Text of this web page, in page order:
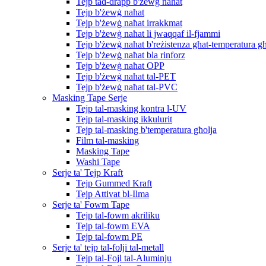
Tejp b'żewġ naħat
Tejp b'żewġ naħat irrakkmat
Tejp b'żewġ naħat li jwaqqaf il-fjammi
Tejp b'żewġ naħat b'reżistenza għat-temperatura
Tejp b'żewġ naħat bla rinforz
Tejp b'żewġ naħat OPP
Tejp b'żewġ naħat tal-PET
Tejp b'żewġ naħat tal-PVC
Masking Tape Serje
Tejp tal-masking kontra l-UV
Tejp tal-masking ikkulurit
Tejp tal-masking b'temperatura għolja
Film tal-masking
Masking Tape
Washi Tape
Serje ta' Tejp Kraft
Tejp Gummed Kraft
Tejp Attivat bl-Ilma
Serje ta' Fowm Tape
Tejp tal-fowm akriliku
Tejp tal-fowm EVA
Tejp tal-fowm PE
Serje ta' tejp tal-folji tal-metall
Tejp tal-Fojl tal-Aluminju